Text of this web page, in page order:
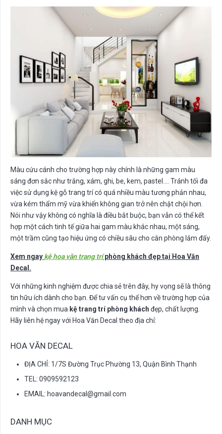
Màu cứu cánh cho trường hợp này chính là những gam màu
sáng đơn sắc như trắng, xám, ghi, be, kem, pastel…. Tránh tối đa
việc sử dụng kệ gỗ trang trí có quá nhiều màu tương phản nhau,
vừa kém thẩm mỹ vừa khiến không gian trở nên chật chội hơn.
Nói như vậy không có nghĩa là điều bắt buộc, bạn vẫn có thể kết
hợp một cách tinh tế giữa hai gam màu khác nhau, một sáng,
một trầm cũng tạo hiệu ứng có chiều sâu cho căn phòng lắm đấy.
Xem ngay kệ hoa văn trang tríphòng khách đẹp tại Hoa Văn
Decal.
Với những kinh nghiệm được chia sẻ trên đây, hy vọng sẽ là thông
tin hữu ích dành cho bạn. Để tư vấn cụ thể hơn về trường hợp của
mình và chọn mua kệ trang trí phòng khách đẹp, chất lượng.
Hãy liên hệ ngay với Hoa Văn Decal theo địa chỉ:
HOA VĂN DECAL
ĐỊA CHỈ: 1/7S Đường Trục Phường 13, Quận Bình Thạnh
TEL: 0909592123
EMAIL: hoavandecal@gmail.com
DANH MỤC